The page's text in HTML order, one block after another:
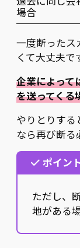
場合
一度断ったス
くて大丈夫で
企業によって
を送ってくる
やりとりする
なら再び断る
ポイン
ただし、
地がある